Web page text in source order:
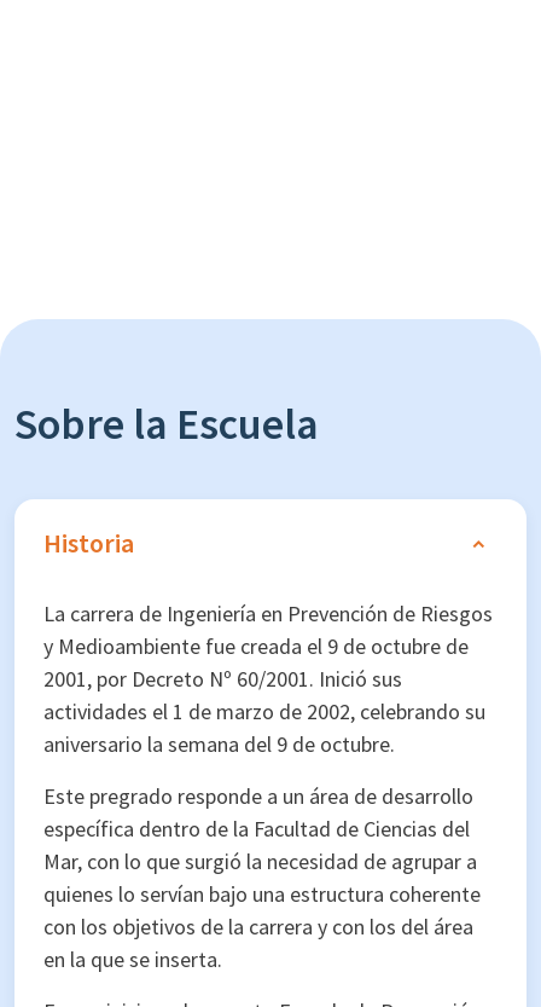
Sobre la Escuela
Historia
La carrera de Ingeniería en Prevención de Riesgos
y Medioambiente fue creada el 9 de octubre de
2001, por Decreto Nº 60/2001. Inició sus
actividades el 1 de marzo de 2002, celebrando su
aniversario la semana del 9 de octubre.
Este pregrado responde a un área de desarrollo
específica dentro de la Facultad de Ciencias del
Mar, con lo que surgió la necesidad de agrupar a
quienes lo servían bajo una estructura coherente
con los objetivos de la carrera y con los del área
en la que se inserta.